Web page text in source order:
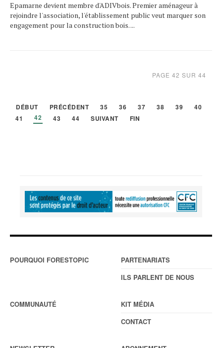
Epamarne devient membre d'ADIVbois. Premier aménageur à
rejoindre l'association, l'établissement public veut marquer son
engagement pour la construction bois. ...
PAGE 42 SUR 44
DÉBUT PRÉCÉDENT 35 36 37 38 39
40
41
42 43 44 SUIVANT FIN
POURQUOI FORESTOPIC
PARTENARIATS
ILS PARLENT DE NOUS
COMMUNAUTÉ
KIT MÉDIA
CONTACT